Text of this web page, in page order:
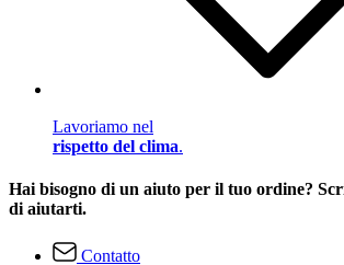
Lavoriamo nel
rispetto del clima.
Hai bisogno di un aiuto per il tuo ordine?
di aiutarti.
Contatto